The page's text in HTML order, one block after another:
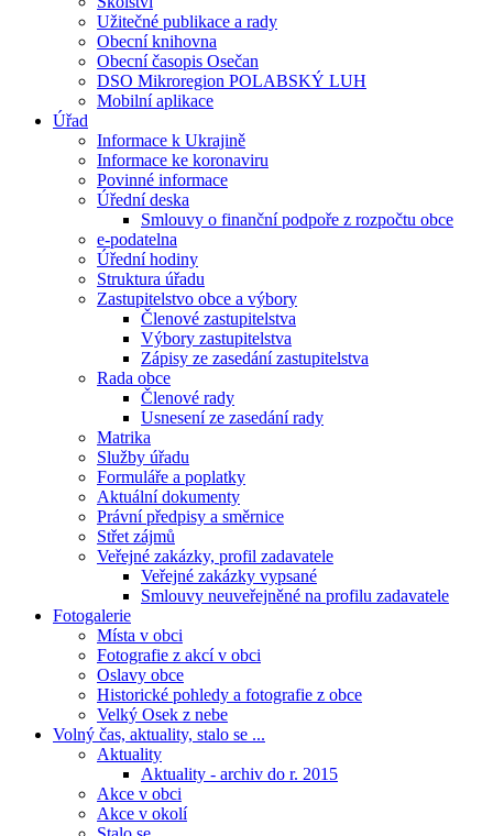
Užitečné publikace a rady
Obecní knihovna
Obecní časopis Osečan
DSO Mikroregion POLABSKÝ LUH
Mobilní aplikace
Úřad
Informace k Ukrajině
Informace ke koronaviru
Povinné informace
Úřední deska
Smlouvy o finanční podpoře z rozpočtu obce
e-podatelna
Úřední hodiny
Struktura úřadu
Zastupitelstvo obce a výbory
Členové zastupitelstva
Výbory zastupitelstva
Zápisy ze zasedání zastupitelstva
Rada obce
Členové rady
Usnesení ze zasedání rady
Matrika
Služby úřadu
Formuláře a poplatky
Aktuální dokumenty
Právní předpisy a směrnice
Střet zájmů
Veřejné zakázky, profil zadavatele
Veřejné zakázky vypsané
Smlouvy neuveřejněné na profilu zadavatele
Fotogalerie
Místa v obci
Fotografie z akcí v obci
Oslavy obce
Historické pohledy a fotografie z obce
Velký Osek z nebe
Volný čas, aktuality, stalo se ...
Aktuality
Aktuality - archiv do r. 2015
Akce v obci
Akce v okolí